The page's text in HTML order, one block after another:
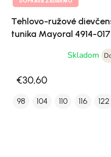
Tehlovo-ružové
tunika Mayoral 4914-017
Skladom
€30,60
98 104 110 116 122